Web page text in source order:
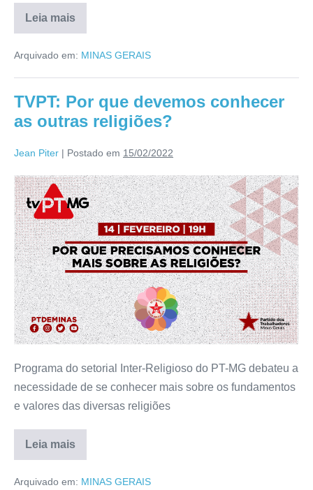
Leia mais
Arquivado em: MINAS GERAIS
TVPT: Por que devemos conhecer
as outras religiões?
Jean Piter | Postado em 15/02/2022
Programa do setorial Inter-Religioso do PT-MG debateu a
necessidade de se conhecer mais sobre os fundamentos
e valores das diversas religiões
Leia mais
Arquivado em: MINAS GERAIS